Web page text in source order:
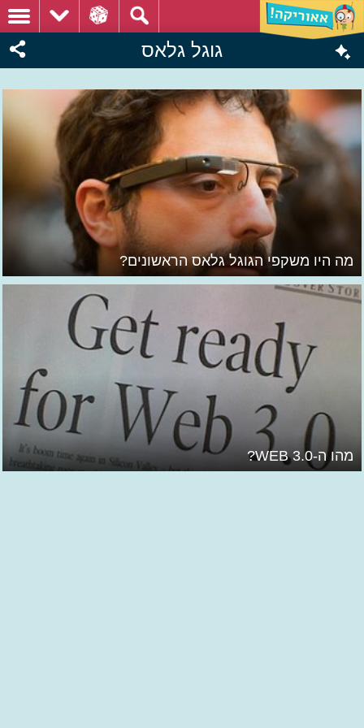
גוגל גלאס
מה היו משקפי הגוגל גלאס הראשונים?
מהו ה-WEB 3.0?